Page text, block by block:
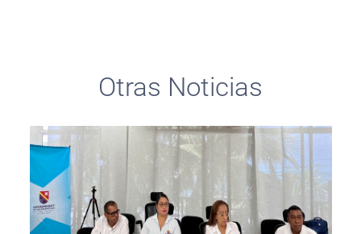
Otras Noticias